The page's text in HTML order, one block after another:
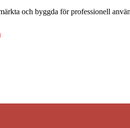
och byggda för professionell